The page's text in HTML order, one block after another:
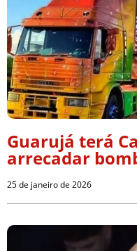
Guarujá terá
arrecadar
25 de janeiro de 2026